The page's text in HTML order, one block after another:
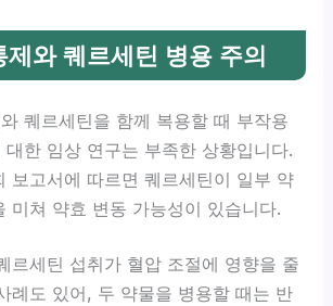
제와 퀘르세틴 병용 주의
퀘르세틴을 함께 복용할 때 부작용
대한 임상 연구는 부족한 상황입니다.
보고서에 따르면 퀘르세틴이 일부 약
미쳐 약효 변동 가능성이 있습니다.
르세틴 섭취가 혈압 조절에 영향을 줄
례도 있어, 두 약물을 병용할 때는 반